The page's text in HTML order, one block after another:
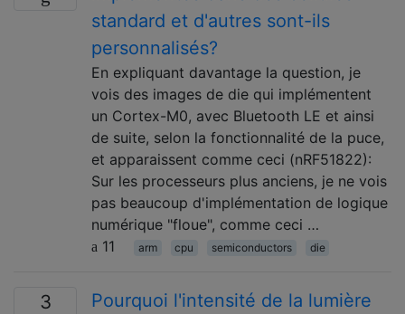
standard et d'autres sont-ils
personnalisés?
En expliquant davantage la question, je
vois des images de die qui implémentent
un Cortex-M0, avec Bluetooth LE et ainsi
de suite, selon la fonctionnalité de la puce,
et apparaissent comme ceci (nRF51822):
Sur les processeurs plus anciens, je ne vois
pas beaucoup d'implémentation de logique
numérique "floue", comme ceci …
11
arm cpu semiconductors die
3
Pourquoi l'intensité de la lumière